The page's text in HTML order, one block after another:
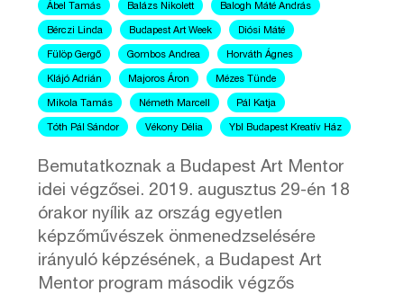
Ábel Tamás Balázs Nikolett Balogh Máté András
Bérczi Linda Budapest Art Week Diósi Máté
Fülöp Gergő Gombos Andrea Horváth Ágnes
Klájó Adrián Majoros Áron Mézes Tünde
Mikola Tamás Németh Marcell Pál Katja
Tóth Pál Sándor Vékony Délia Ybl Budapest Kreatív Ház
Bemutatkoznak a Budapest Art Mentor
idei végzősei. 2019. augusztus 29-én 18
órakor nyílik az ország egyetlen
képzőművészek önmenedzselésére
irányuló képzésének, a Budapest Art
Mentor program második végzős